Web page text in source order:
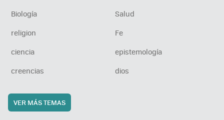
Biología
Salud
religion
Fe
ciencia
epistemología
creencias
dios
VER MÁS TEMAS